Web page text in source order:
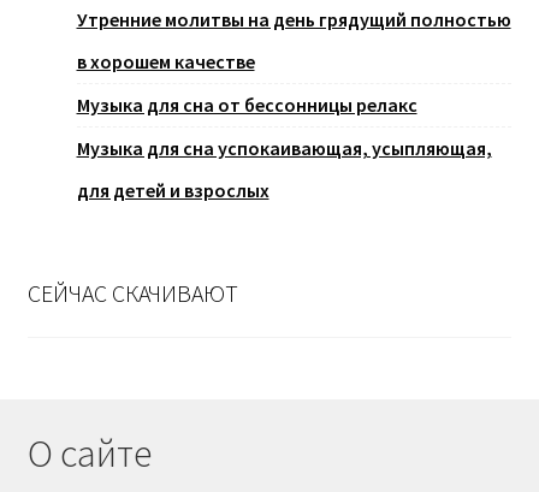
Утренние молитвы на день грядущий полностью
в хорошем качестве
Музыка для сна от бессонницы релакс
Музыка для сна успокаивающая, усыпляющая,
для детей и взрослых
СЕЙЧАС СКАЧИВАЮТ
О сайте